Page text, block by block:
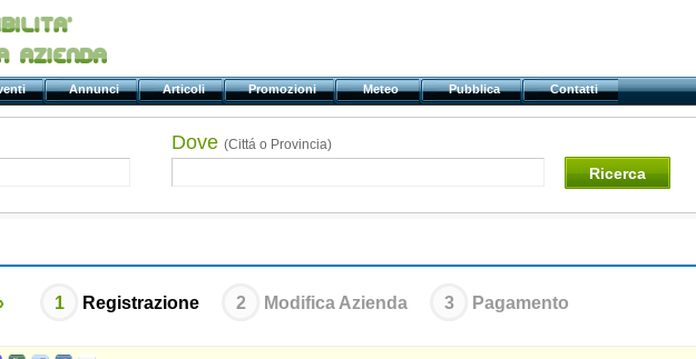
Annunci Articoli Promozioni Meteo Pubblica Contatti
Dove(Cittá o Provincia)
Ricerca
1 Registrazione 2 Modifica Azienda 3 Pagamento